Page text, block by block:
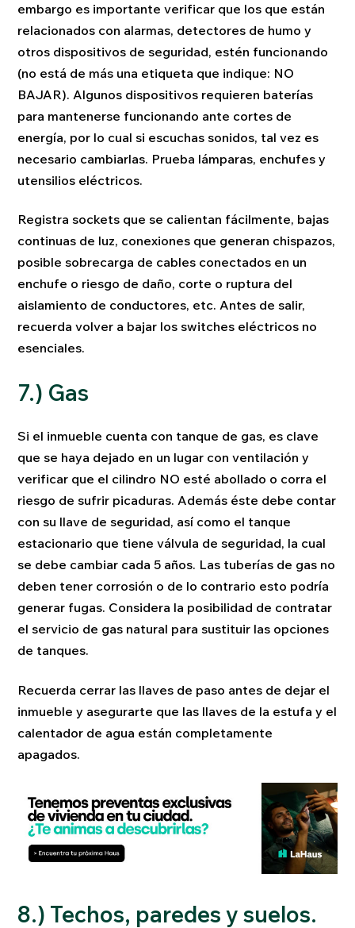
embargo es importante verificar que los que están
relacionados con alarmas, detectores de humo y
otros dispositivos de seguridad, estén funcionando
(no está de más una etiqueta que indique: NO
BAJAR). Algunos dispositivos requieren baterías
para mantenerse funcionando ante cortes de
energía, por lo cual si escuchas sonidos, tal vez es
necesario cambiarlas. Prueba lámparas, enchufes y
utensilios eléctricos.
Registra sockets que se calientan fácilmente, bajas
continuas de luz, conexiones que generan chispazos,
posible sobrecarga de cables conectados en un
enchufe o riesgo de daño, corte o ruptura del
aislamiento de conductores, etc. Antes de salir,
recuerda volver a bajar los switches eléctricos no
esenciales.
7.) Gas
Si el inmueble cuenta con tanque de gas, es clave
que se haya dejado en un lugar con ventilación y
verificar que el cilindro NO esté abollado o corra el
riesgo de sufrir picaduras. Además éste debe contar
con su llave de seguridad, así como el tanque
estacionario que tiene válvula de seguridad, la cual
se debe cambiar cada 5 años. Las tuberías de gas no
deben tener corrosión o de lo contrario esto podría
generar fugas. Considera la posibilidad de contratar
el servicio de gas natural para sustituir las opciones
de tanques.
Recuerda cerrar las llaves de paso antes de dejar el
inmueble y asegurarte que las llaves de la estufa y el
calentador de agua están completamente
apagados.
8.) Techos, paredes y suelos.